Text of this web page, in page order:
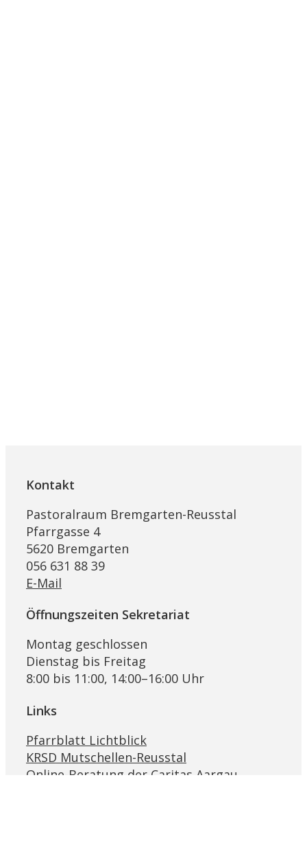
Kontakt
Pastoralraum Bremgarten-Reusstal
Pfarrgasse 4
5620 Bremgarten
056 631 88 39
E-Mail
Öffnungszeiten Sekretariat
Montag geschlossen
Dienstag bis Freitag
8:00 bis 11:00, 14:00–16:00 Uhr
Links
Pfarrblatt Lichtblick
KRSD Mutschellen-Reusstal
Online-Beratung der Caritas Aargau